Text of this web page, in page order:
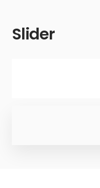
Slider